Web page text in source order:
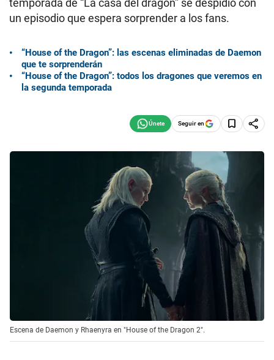
temporada de “La casa del dragón” se despidió con
un episodio que espera sorprender a los fans.
“House of the Dragon”: las escenas eliminadas de Daemon
que te sorprenderán
“House of the Dragon”: todos los dragones que veremos en
la segunda temporada
Seguir en
Escena de Daemon y Rhaenyra en "House of the Dragon 2".